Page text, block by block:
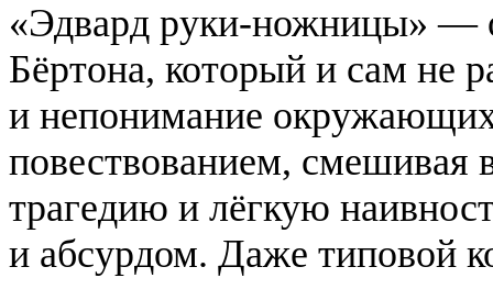
«Эдвард руки-ножницы» —
Бёртона, который и сам не
и непонимание
повествованием, смешивая
трагедию и лёгкую
и абсурдом. Даже типовой